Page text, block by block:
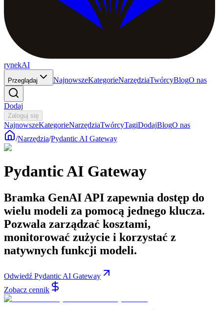
rynekAI
Przeglądaj NajnowszeKategorieNarzędziaTwórcyBlogO nas
Dodaj
Zaloguj się
NajnowszeKategorieNarzędziaTwórcyTagiDodajBlogO nas
/Narzędzia/Pydantic AI Gateway
Pydantic AI Gateway
Bramka GenAI API zapewnia dostęp do
wielu modeli za pomocą jednego klucza.
Pozwala zarządzać kosztami,
monitorować zużycie i korzystać z
natywnych funkcji modeli.
Odwiedź Pydantic AI Gateway
Zobacz cennik